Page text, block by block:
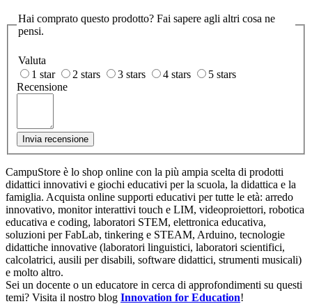
Hai comprato questo prodotto? Fai sapere agli altri cosa ne
pensi.
Valuta
1 star
2 stars 3 stars 4 stars
5 stars
Recensione
Invia recensione
CampuStore è lo shop online con la più ampia scelta di prodotti
didattici innovativi e giochi educativi per la scuola, la didattica e la
famiglia. Acquista online supporti educativi per tutte le età: arredo
innovativo, monitor interattivi touch e LIM, videoproiettori, robotica
educativa e coding, laboratori STEM, elettronica educativa,
soluzioni per FabLab, tinkering e STEAM, Arduino, tecnologie
didattiche innovative (laboratori linguistici, laboratori scientifici,
calcolatrici, ausili per disabili, software didattici, strumenti musicali)
e molto altro.
Sei un docente o un educatore in cerca di approfondimenti su questi
temi? Visita il nostro blog Innovation for Education!